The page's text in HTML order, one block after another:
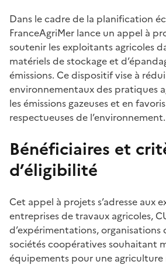
Dans le cadre de la planification
FranceAgriMer lance un appel à
soutenir les exploitants agricoles
matériels de stockage et
émissions. Ce dispositif vise à
environnementaux des pratiques
les émissions gazeuses et en
respectueuses de l’environnement.
Bénéficiaires et
d’éligibilité
Cet appel à projets s’adresse aux
entreprises de travaux agricoles,
d’expérimentations,
sociétés coopératives souhaitant
équipements pour une agriculture